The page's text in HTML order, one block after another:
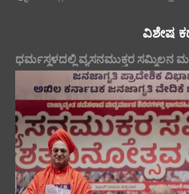
ವಿಶೇಷ
ಧರ್ಮಸ್ಥಳದಲ್ಲಿ ವ್ಯಸನಮುಕ್ತರ ಸಮ್ಮಿಲನ